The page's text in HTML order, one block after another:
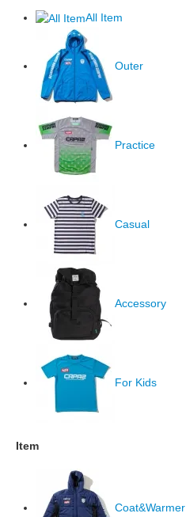
All Item
Outer
Practice
Casual
Accessory
For Kids
Item
Coat&Warmer